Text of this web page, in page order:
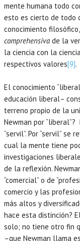
mente humana todo
esto es cierto de todo
conocimiento
comprehensiva de la
la ciencia con la
respectivos valores[9].
El conocimiento
educación liberal–
terreno propio de la
Newman por “liberal”?
“servil”. Por “servil”
cual la mente tiene
investigaciones
de la reflexión.
“comercial” o de
comercio y las
más altos y
hace esta distinción?
solo; no tiene otro fin
–que Newman llama